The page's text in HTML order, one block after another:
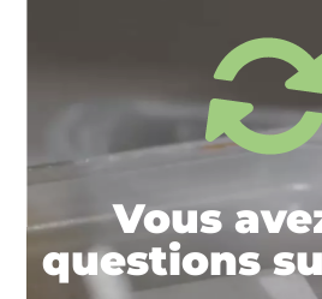
Vous
questions